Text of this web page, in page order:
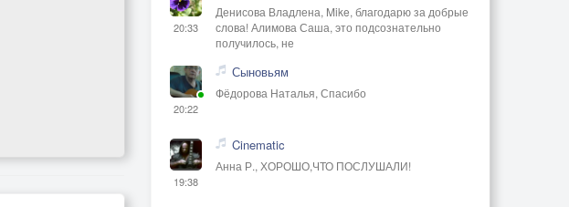
20:33
Денисова Владлена, Mike, благодарю за добрые
слова! Алимова Саша, это подсознательно
получилось, не
20:22
Сыновьям
Фёдорова Наталья, Спасибо
19:38
Cinematic
Анна Р., ХОРОШО,ЧТО ПОСЛУШАЛИ!